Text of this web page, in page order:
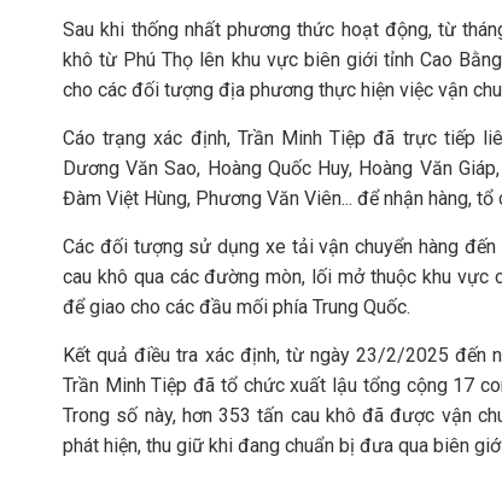
Sau khi thống nhất phương thức hoạt động, từ
khô từ Phú Thọ lên khu vực biên giới tỉnh Cao
cho các đối tượng địa phương thực hiện việc vận
Cáo trạng xác định, Trần Minh Tiệp đã trực tiếp
Dương Văn Sao, Hoàng Quốc Huy, Hoàng Văn
Đàm Việt Hùng, Phương Văn Viên... để nhận hàng,
Các đối tượng sử dụng xe tải vận chuyển hàng
cau khô qua các đường mòn, lối mở thuộc khu vực
để giao cho các đầu mối phía Trung Quốc.
Kết quả điều tra xác định, từ ngày 23/2/2025 đến
Trần Minh Tiệp đã tổ chức xuất lậu tổng cộng 17
Trong số này, hơn 353 tấn cau khô đã được vận
phát hiện, thu giữ khi đang chuẩn bị đưa qua biên